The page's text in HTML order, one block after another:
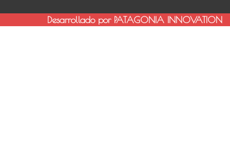
Desarrollado por PATAGONIA INNOVATION